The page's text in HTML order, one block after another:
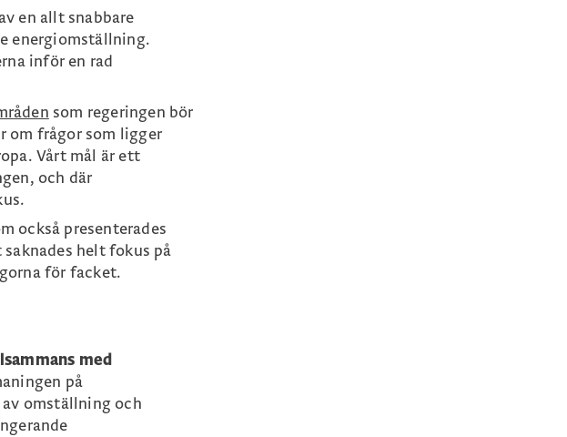
en allt snabbare
energiomställning.
inför en rad
som regeringen bör
om frågor som ligger
Vårt mål är ett
och där
också presenterades
helt fokus på
för facket.
med
på
omställning och